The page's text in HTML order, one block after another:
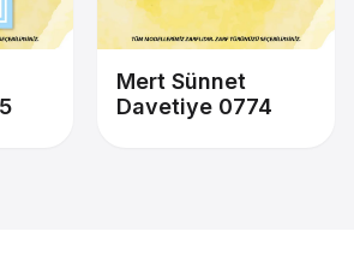
Mert Sünnet
Davetiye 0774